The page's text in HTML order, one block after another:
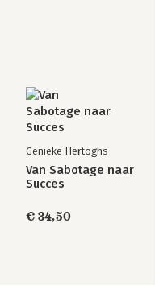
Genieke Hertoghs
Van Sabotage naar
Succes
€ 34,50